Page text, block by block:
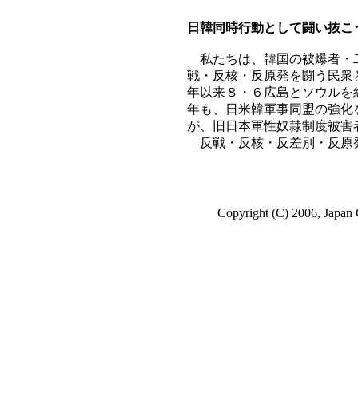
日韓同時行動として闘い抜こ
私たちは、韓国の被爆者・
戦・反核・反原発を闘う民
年以来８・６広島とソウル
年も、日米韓軍事同盟の強
が、旧日本軍性奴隷制度被
反戦・反核・反差別・反原
Copyright (C) 2006, Japan